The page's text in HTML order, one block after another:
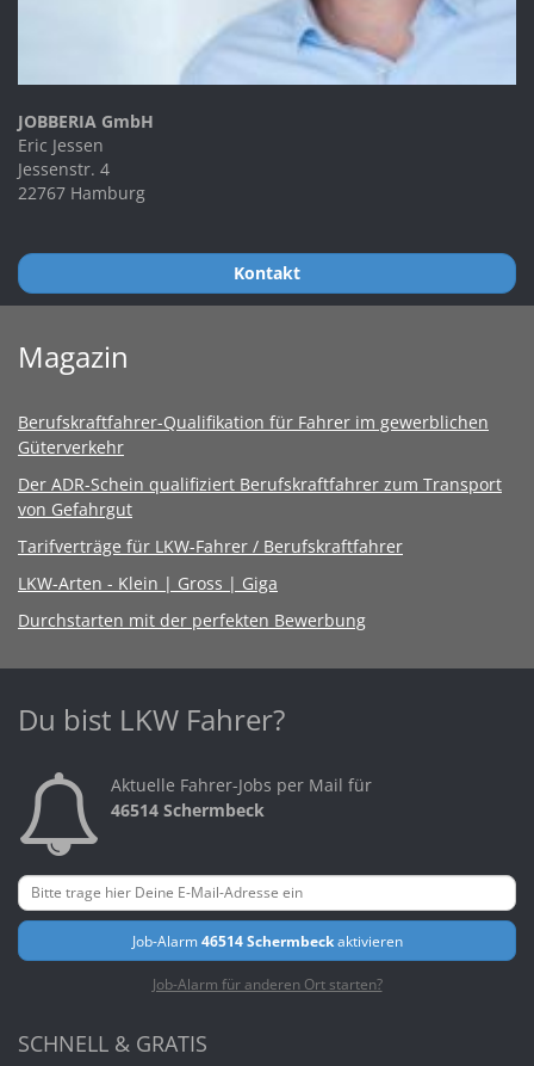
JOBBERIA GmbH
Eric Jessen
Jessenstr. 4
22767 Hamburg
Kontakt
Magazin
Berufskraftfahrer-Qualifikation für Fahrer im gewerblichen
Güterverkehr
Der ADR-Schein qualifiziert Berufskraftfahrer zum Transport
von Gefahrgut
Tarifverträge für LKW-Fahrer / Berufskraftfahrer
LKW-Arten - Klein | Gross | Giga
Durchstarten mit der perfekten Bewerbung
Du bist LKW Fahrer?
Aktuelle Fahrer-Jobs per Mail für
46514 Schermbeck
Job-Alarm46514 Schermbeckaktivieren
Job-Alarm für anderen Ort starten?
SCHNELL & GRATIS